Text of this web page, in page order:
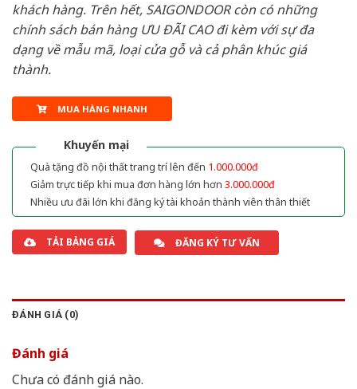
khách hàng. Trên hết, SAIGONDOOR còn có những
chính sách bán hàng ƯU ĐÃI CAO đi kèm với sự đa
dạng về mẫu mã, loại cửa gỗ và cả phân khúc giá
thành.
MUA HÀNG NHANH
Khuyến mại
Quà tặng đồ nội thất trang trí lên đến 1.000.000đ
Giảm trực tiếp khi mua đơn hàng lớn hơn 3.000.000đ
Nhiều ưu đãi lớn khi đăng ký tài khoản thành viên thân thiết
TẢI BẢNG GIÁ ĐĂNG KÝ TƯ VẤN
ĐÁNH GIÁ (0)
Đánh giá
Chưa có đánh giá nào.